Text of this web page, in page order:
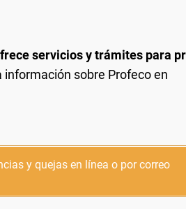
servicios y trámites para
información sobre Profeco en
y quejas en línea o por correo